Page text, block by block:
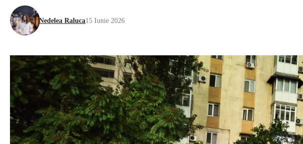
Nedelea Raluca15 Iunie 2026